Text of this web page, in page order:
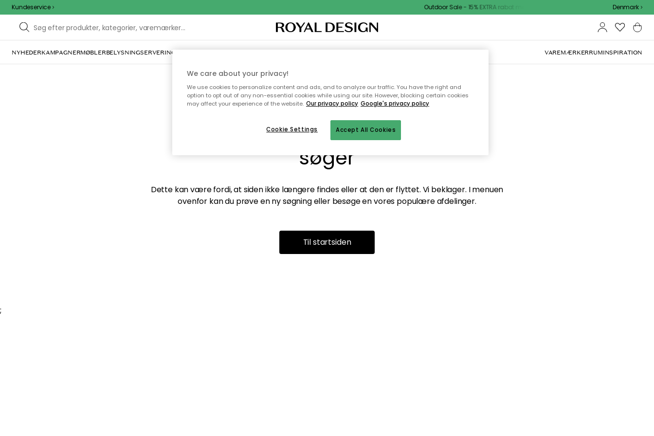
Kundeservice Outdoor Sale - 15% EXTRA rabat med kode Denmark
NYHEDERKAMPAGNERMØBLERBELYSNINGSERVERING INDRETNINGTEKSTIL & TÆPPERKØKKENETOPBEVARINGHAVEMØBLER VAREMÆRKERRUMINSPIRATION
Vi fandt desværre ikke siden du
søger
Dette kan være fordi, at siden ikke længere findes eller at den er flyttet. Vi beklager. I menuen
ovenfor kan du prøve en ny søgning eller besøge en vores populære afdelinger.
Til startsiden
;
We care about your privacy!
We use cookies to personalize content and ads, and to analyze our traffic. You have the right and
option to opt out of any non-essential cookies while using our site. However, blocking certain cookies
may affect your experience of the website. Our privacy policy Google's privacy policy
Accept All Cookies
Cookie Settings